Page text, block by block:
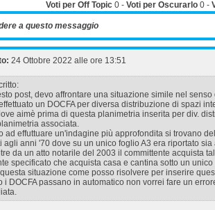
Voti per Off Topic 0 - Voti per Oscurarlo 0 -
a questo messaggio
24 Ottobre 2022 alle ore 13:51
post, devo affrontare una situazione simile nel senso
un DOCFA per diversa distribuzione di spazi
aimè prima di questa planimetria inserita per div.
associata.
ad effuttuare un'indagine più approfondita si trovano
agli anni '70 dove su un unico foglio A3 era riportato sia
da un atto notarile del 2003 il committente acquista
specificato che acquista casa e cantina sotto un unico
situazione come posso risolvere per inserire
i DOCFA passano in automatico non vorrei fare un